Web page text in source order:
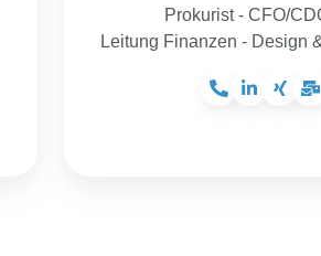
Prokurist - CFO/
Leitung Finanzen - Design